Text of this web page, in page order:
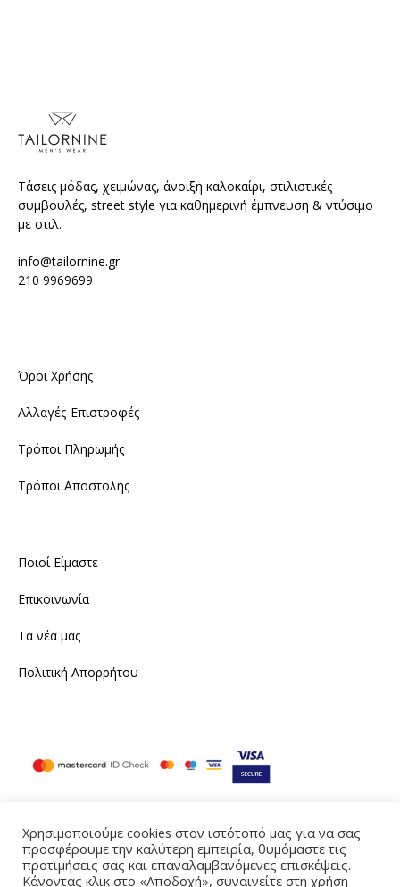
Τάσεις μόδας, χειμώνας, άνοιξη καλοκαίρι, στιλιστικές
συμβουλές, street style για καθημερινή έμπνευση & ντύσιμο
με στιλ.
info@tailornine.gr
210 9969699
Όροι Χρήσης
Αλλαγές-Επιστροφές
Τρόποι Πληρωμής
Τρόποι Αποστολής
Ποιοί Είμαστε
Επικοινωνία
Τα νέα μας
Πολιτική Απορρήτου
InstagramFacebook
Χρησιμοποιούμε cookies στον ιστότοπό μας για να σας
προσφέρουμε την καλύτερη εμπειρία, θυμόμαστε τις
προτιμήσεις σας και επαναλαμβανόμενες επισκέψεις.
Κάνοντας κλικ στο «Αποδοχή», συναινείτε στη χρήση